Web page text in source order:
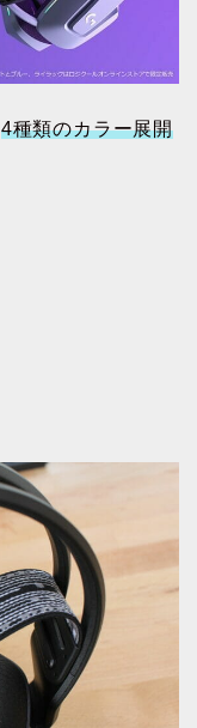
4種類のカラー展開